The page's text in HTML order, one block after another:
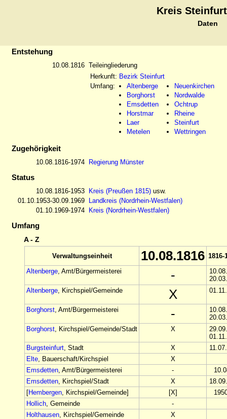
Kreis
Daten
Entstehung
10.08.1816 Teileingliederung
Herkunft: Bezirk Steinfurt
Umfang:
Altenberge
Borghorst
Emsdetten
Horstmar
Laer
Metelen
Neuenkirchen
Nordwalde
Ochtrup
Rheine
Steinfurt
Wettringen
Zugehörigkeit
10.08.1816-1974 Regierung Münster
Status
10.08.1816-1953 Kreis (Preußen 1815) usw.
01.10.1953-30.09.1969
Landkreis (Nordrhein-Westfalen)
01.10.1969-1974
Kreis (Nordrhein-Westfalen)
Umfang
A - Z
Verwaltungseinheit 10.08.1816
Altenberge, Amt/Bürgermeisterei -
Altenberge, Kirchspiel/Gemeinde X
Borghorst, Amt/Bürgermeisterei -
Borghorst, Kirchspiel/Gemeinde/Stadt X
Burgsteinfurt, Stadt X
Elte, Bauerschaft/Kirchspiel
X
Emsdetten, Amt/Bürgermeisterei -
Emsdetten, Kirchspiel/Stadt X
[Hembergen, Kirchspiel/Gemeinde] [X]
Hollich, Gemeinde
-
Holthausen, Kirchspiel/Gemeinde
X